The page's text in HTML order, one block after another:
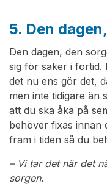
5. Den
Den dagen, den
sig för saker i förtid.
det nu ens gör det,
men inte tidigare än
att du ska åka på
behöver fixas innan
fram i tiden så du
– Vi tar det när det
sorgen.